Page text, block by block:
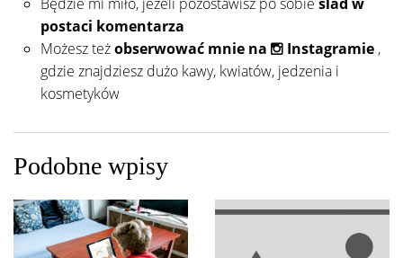
postaci komentarza
Możesz teżobserwować mnie na Instagramie ,
gdzie znajdziesz dużo kawy, kwiatów, jedzenia i
kosmetyków
Podobne wpisy